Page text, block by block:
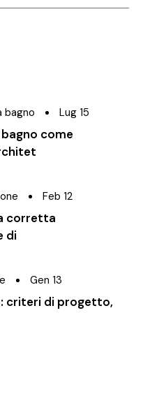
bagno Lug 15
come
Feb 12
corretta
di
Gen 13
criteri di progetto,